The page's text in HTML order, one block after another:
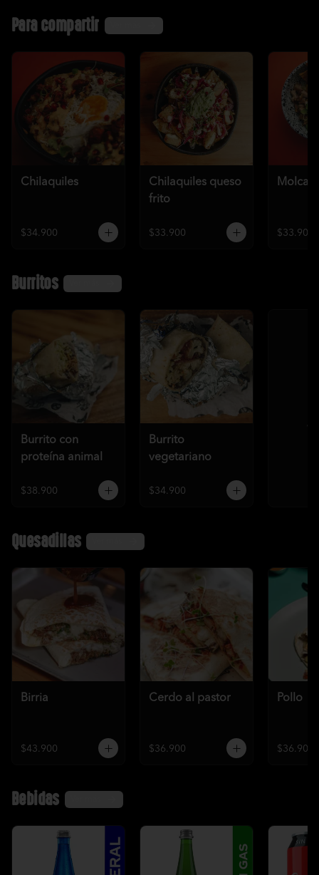
Para compartir
Chilaquiles
$34.900
Chilaquiles queso
frito
$33.900 $33.900
Burritos
Burrito con
proteína animal
$38.900
Burrito
vegetariano
$34.900
Quesadillas
Birria
$43.900
Cerdo al pastor
$36.900
Pollo
$36.900
Bebidas